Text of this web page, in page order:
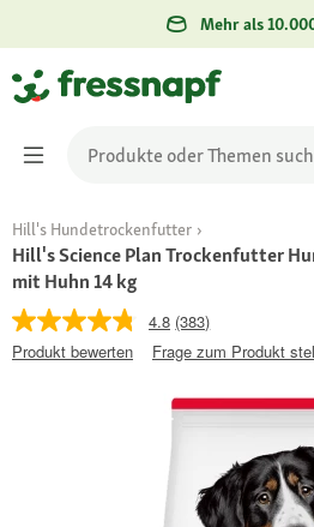
Mehr als
Hill's Hundetrockenfutter
Hill's Science Plan Trockenfutter
mit Huhn 14 kg
4.8 (383)
Produkt bewerten
Frage zum Produkt